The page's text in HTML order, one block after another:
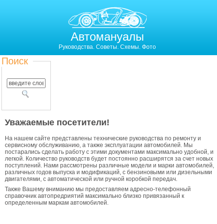
Автомануалы
Руководства. Советы. Схемы. Фото
Поиск
Уважаемые посетители!
На нашем сайте представлены технические руководства по ремонту и
сервисному обслуживанию, а также эксплуатации автомобилей. Мы
постарались сделать работу с этими документами максимально удобной, и
легкой. Количество руководств будет постоянно расширятся за счет новых
поступлений. Нами рассмотрены различные модели и марки автомобилей,
различных годов выпуска и модификаций, с бензиновыми или дизельными
двигателями, с автоматической или ручной коробкой передач.
Также Вашему вниманию мы предоставляем адресно-телефонный
справочник автопредриятий максимально близко привязанный к
определенным маркам автомобилей.